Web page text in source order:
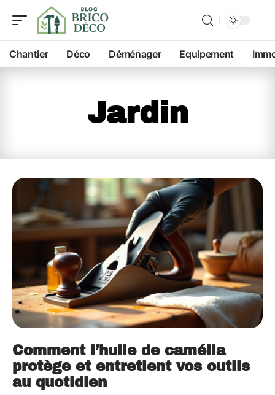
Chantier Déco Déménager Equipement
Jardin
Comment l’huile de camélia
protège et entretient vos outils
au quotidien